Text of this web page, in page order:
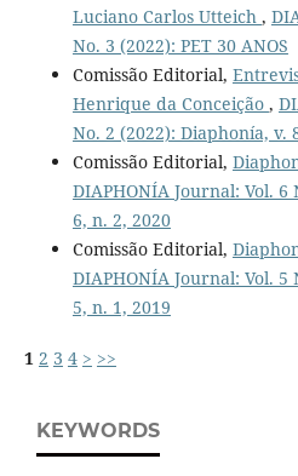
Luciano Carlos Utteich ,
No. 3 (2022): PET 30 ANOS
Comissão Editorial,
Henrique da Conceição ,
No. 2 (2022): Diaphonía, v.
Comissão Editorial,
DIAPHONÍA Journal: Vol. 6
6, n. 2, 2020
Comissão Editorial,
DIAPHONÍA Journal: Vol. 5
5, n. 1, 2019
1 2 3 4 > >>
KEYWORDS